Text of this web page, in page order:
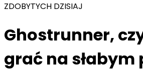
ZDOBYTYCH DZISIAJ
Ghostrunner,
grać na słabym